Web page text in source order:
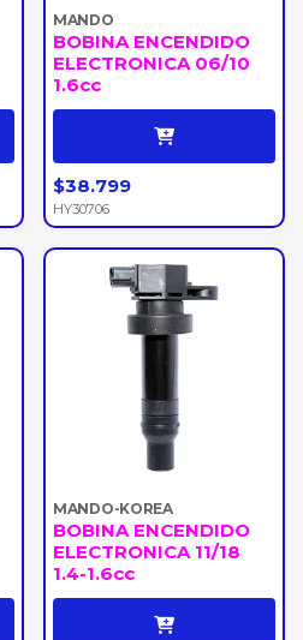
MANDO
BOBINA ENCENDIDO
ELECTRONICA 06/10
1.6cc
$38.799
HY30706
MANDO-KOREA
BOBINA ENCENDIDO
ELECTRONICA 11/18
1.4-1.6cc